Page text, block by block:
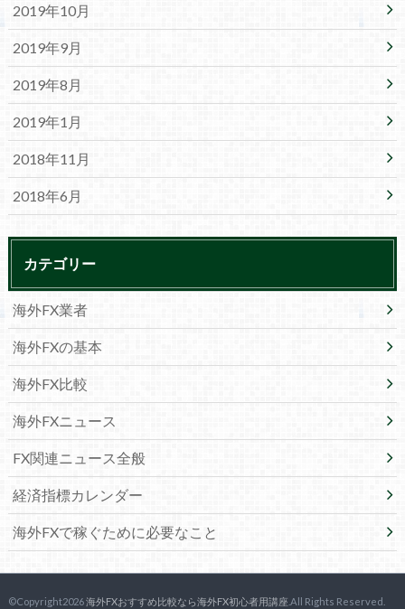
2019年10月
2019年9月
2019年8月
2019年1月
2018年11月
2018年6月
カテゴリー
海外FX業者
海外FXの基本
海外FX比較
海外FXニュース
FX関連ニュース全般
経済指標カレンダー
海外FXで稼ぐために必要なこと
©Copyright2026海外FXおすすめ比較なら海外FX初心者用講座 .All Rights Reserved.